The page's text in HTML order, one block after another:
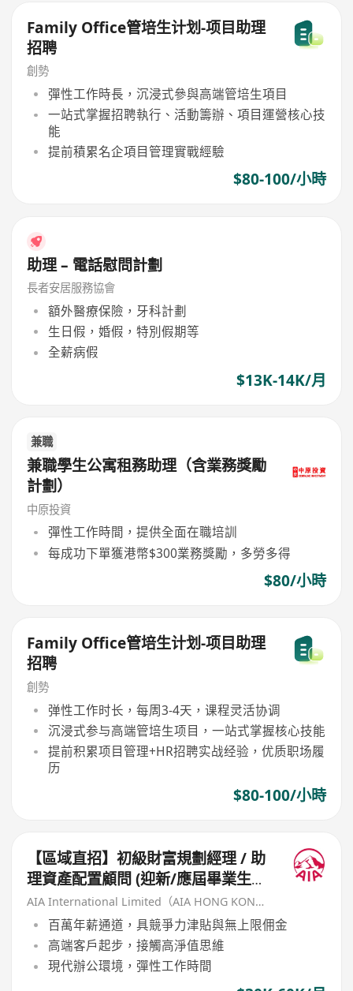
Family Office管培生计划-项目助理
招聘
創勢
彈性工作時長，沉浸式參與高端管培生項目
一站式掌握招聘執行、活動籌辦、項目運營核心技
能
提前積累名企項目管理實戰經驗
$80-100/小時
助理 – 電話慰問計劃
長者安居服務協會
額外醫療保險，牙科計劃
生日假，婚假，特別假期等
全薪病假
$13K-14K/月
兼職
兼職學生公寓租務助理（含業務獎勵
計劃）
中原投資
彈性工作時間，提供全面在職培訓
每成功下單獲港幣$300業務獎勵，多勞多得
$80/小時
Family Office管培生计划-项目助理
招聘
創勢
弹性工作时长，每周3-4天，课程灵活协调
沉浸式参与高端管培生项目，一站式掌握核心技能
提前积累项目管理+HR招聘实战经验，优质职场履
历
$80-100/小時
【區域直招】初級財富規劃經理 / 助
理資產配置顧問 (迎新/應屆畢業生計
劃)
AIA International Limited（AIA HONG KONG）
百萬年薪通道，具競爭力津貼與無上限佣金
高端客戶起步，接觸高淨值思維
現代辦公環境，彈性工作時間